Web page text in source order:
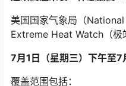
美国国家气象局（
Extreme Heat Watch（极
7月1日（星期三）下午至7
覆盖范围包括：